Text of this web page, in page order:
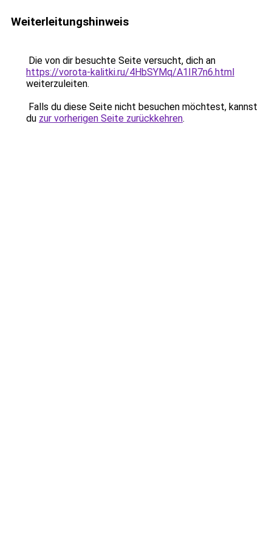
Weiterleitungshinweis
Die von dir besuchte Seite versucht, dich an
https://vorota-kalitki.ru/4HbSYMq/A1IR7n6.html
weiterzuleiten.
Falls du diese Seite nicht besuchen möchtest, kannst
du zur vorherigen Seite zurückkehren.